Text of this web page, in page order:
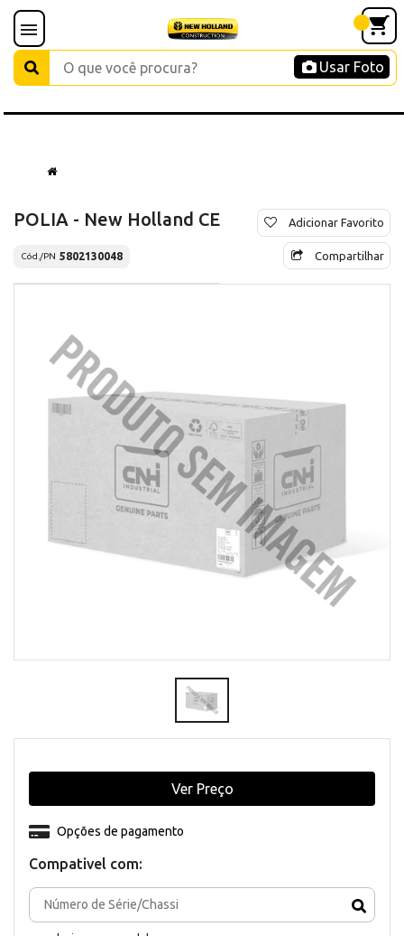
Usar Foto
POLIA - New Holland CE
Cód./PN 5802130048
Adicionar Favorito
Compartilhar
Compativel com:
Opções de pagamento
Ver Preço